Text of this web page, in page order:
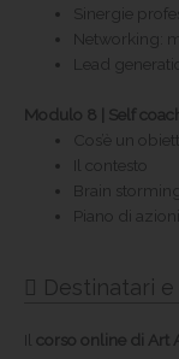
Sinergie
Networking:
Lead
Modulo 8 | Self
Cos’è un
Il contesto
Brain
Piano di
Destinatari
Il corso online di Art